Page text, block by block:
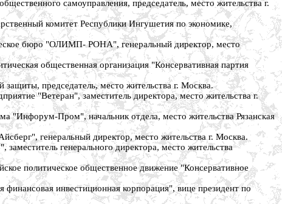
самоуправления, председатель, место жительства г.
комитет Республики Ингушетия по экономике,
бюро "ОЛИМП- РОНА", генеральный директор, место
общественная организация "Консервативная партия
председатель, место жительства г. Москва.
"Ветеран", заместитель директора, место жительства г.
Пром", начальник отдела, место жительства Рязанская
генеральный директор, место жительства г. Москва.
генерального директора, место жительства
политическое общественное движение "Консервативное
инвестиционная корпорация", вице президент по